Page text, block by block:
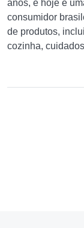
anos, e hoje é
consumidor
de produtos,
cozinha,